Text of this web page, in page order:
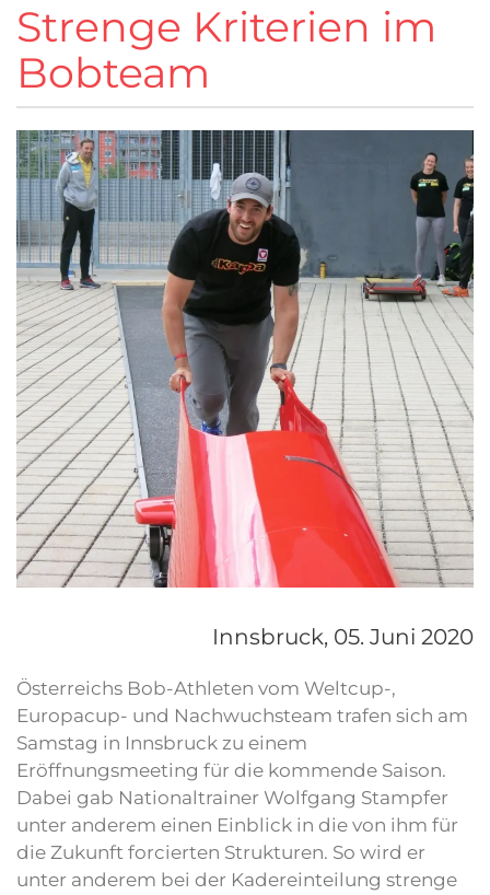
Strenge Kriterien im
Bobteam
Innsbruck, 05. Juni 2020
Österreichs Bob-Athleten vom Weltcup-,
Europacup- und Nachwuchsteam trafen sich am
Samstag in Innsbruck zu einem
Eröffnungsmeeting für die kommende Saison.
Dabei gab Nationaltrainer Wolfgang Stampfer
unter anderem einen Einblick in die von ihm für
die Zukunft forcierten Strukturen. So wird er
unter anderem bei der Kadereinteilung strenge